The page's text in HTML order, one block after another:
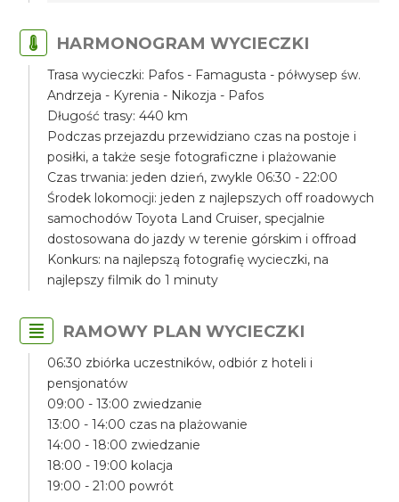
HARMONOGRAM WYCIECZKI
Trasa wycieczki: Pafos - Famagusta - półwysep św.
Andrzeja - Kyrenia - Nikozja - Pafos
Długość trasy: 440 km
Podczas przejazdu przewidziano czas na postoje i
posiłki, a także sesje fotograficzne i plażowanie
Czas trwania: jeden dzień, zwykle 06:30 - 22:00
Środek lokomocji: jeden z najlepszych off roadowych
samochodów Toyota Land Cruiser, specjalnie
dostosowana do jazdy w terenie górskim i offroad
Konkurs: na najlepszą fotografię wycieczki, na
najlepszy filmik do 1 minuty
RAMOWY PLAN WYCIECZKI
06:30 zbiórka uczestników, odbiór z hoteli i
pensjonatów
09:00 - 13:00 zwiedzanie
13:00 - 14:00 czas na plażowanie
14:00 - 18:00 zwiedzanie
18:00 - 19:00 kolacja
19:00 - 21:00 powrót